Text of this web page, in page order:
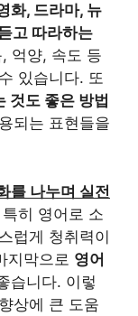
화, 드라마, 뉴
고 따라하는
억양, 속도 등
있습니다. 또
것도 좋은 방법
되는 표현들을
를 나누며 실전
히 영어로 소
럽게 청취력이
지막으로 영어
습니다. 이렇
상에 큰 도움